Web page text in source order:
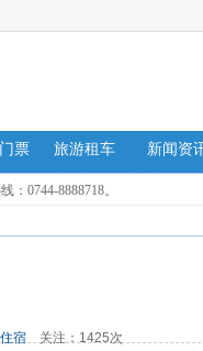
0744-8888718。
票 旅游租车 新闻资
宿关注：1425次